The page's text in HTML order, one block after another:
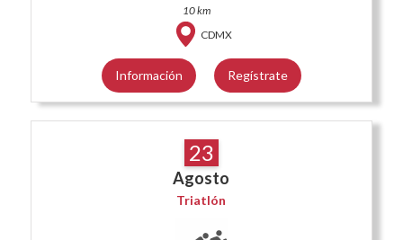
10 km
CDMX
Información Regístrate
23
Agosto
Triatlón